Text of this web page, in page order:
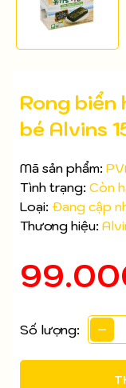
Rong biển
bé Alvins
Mã sản phẩm:
Tình trạng: Còn
Loại: Đang cập
Thương hiệu:
Số lượng:
Mã giảm giá: